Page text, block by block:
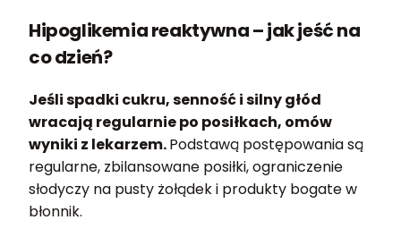
Hipoglikemia reaktywna – jak jeść na
co dzień?
Jeśli spadki cukru, senność i silny głód
wracają regularnie po posiłkach, omów
wyniki z lekarzem.Podstawą postępowania są
regularne, zbilansowane posiłki, ograniczenie
słodyczy na pusty żołądek i produkty bogate w
błonnik.